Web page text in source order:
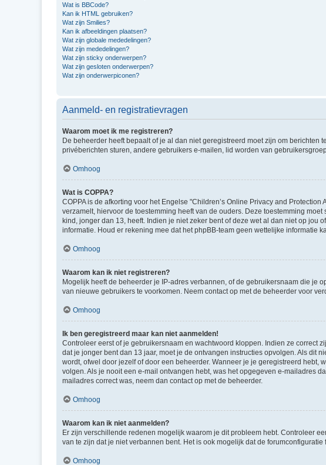
Wat is BBCode?
Kan ik HTML gebruiken?
Wat zijn Smilies?
Kan ik afbeeldingen plaatsen?
Wat zijn globale mededelingen?
Wat zijn mededelingen?
Wat zijn sticky onderwerpen?
Wat zijn gesloten onderwerpen?
Wat zijn onderwerpiconen?
Aanmeld- en registratievragen
Waarom moet ik me registreren?
De beheerder heeft bepaalt of je al dan niet geregistreerd moet zijn om
privéberichten sturen, andere gebruikers e-mailen, lid worden van
Omhoog
Wat is COPPA?
COPPA is de afkorting voor het Engelse "Children’s Online Privacy and
verzamelt, hiervoor de toestemming heeft van de ouders. Deze toestemming
kind, jonger dan 13, heeft. Indien je niet zeker bent of deze wet al dan niet op
informatie. Houd er rekening mee dat het phpBB-team geen wettelijke informatie
Omhoog
Waarom kan ik niet registreren?
Mogelijk heeft de beheerder je IP-adres verbannen, of de gebruikersnaam die je
van nieuwe gebruikers te voorkomen. Neem contact op met de beheerder voor
Omhoog
Ik ben geregistreerd maar kan niet aanmelden!
Controleer eerst of je gebruikersnaam en wachtwoord kloppen. Indien ze correct
dat je jonger bent dan 13 jaar, moet je de ontvangen instructies opvolgen. Als dit
wordt, ofwel door jezelf of door een beheerder. Wanneer je je geregistreerd
volgen. Als je nooit een e-mail ontvangen hebt, was het opgegeven e-mailadres
mailadres correct was, neem dan contact op met de beheerder.
Omhoog
Waarom kan ik niet aanmelden?
Er zijn verschillende redenen mogelijk waarom je dit probleem hebt. Controleer
van te zijn dat je niet verbannen bent. Het is ook mogelijk dat de
Omhoog